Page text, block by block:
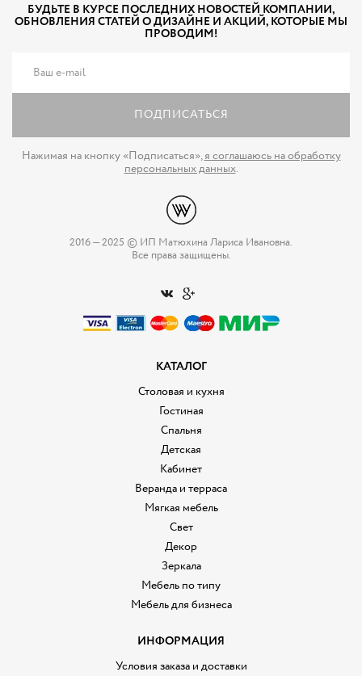
БУДЬТЕ В КУРСЕ ПОСЛЕДНИХ НОВОСТЕЙ КОМПАНИИ,
ОБНОВЛЕНИЯ СТАТЕЙ О ДИЗАЙНЕ И АКЦИЙ, КОТОРЫЕ МЫ
ПРОВОДИМ!
ПОДПИСАТЬСЯ
Нажимая на кнопку «Подписаться»,я соглашаюсь на обработку
персональных данных.
2016 — 2025 © ИП Матюхина Лариса Ивановна.
Все права защищены.
КАТАЛОГ
Столовая и кухня
Гостиная
Спальня
Детская
Кабинет
Веранда и терраса
Мягкая мебель
Свет
Декор
Зеркала
Мебель по типу
Мебель для бизнеса
ИНФОРМАЦИЯ
Условия заказа и доставки